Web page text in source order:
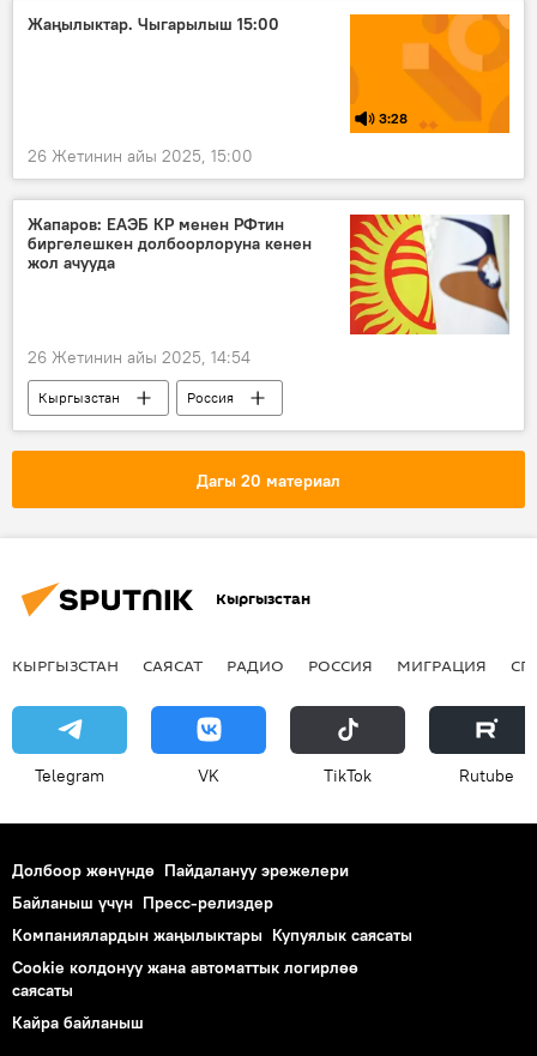
Жаңылыктар. Чыгарылыш 15:00
3:28
26 Жетинин айы 2025, 15:00
Жапаров: ЕАЭБ КР менен РФтин
биргелешкен долбоорлоруна кенен
жол ачууда
26 Жетинин айы 2025, 14:54
Кыргызстан
Россия
Садыр Жапаров
Владимир Путин
Экономика
өнөктөштөр
Дагы 20 материал
Кыргызстан
КЫРГЫЗСТАН САЯСАТ РАДИО РОССИЯ МИГРАЦИЯ
Telegram VK ТikТоk Rutube
Долбоор жөнүндө Пайдалануу эрежелери
Байланыш үчүн Пресс-релиздер
Компаниялардын жаңылыктары Купуялык саясаты
Cookie колдонуу жана автоматтык логирлөө
саясаты
Кайра байланыш